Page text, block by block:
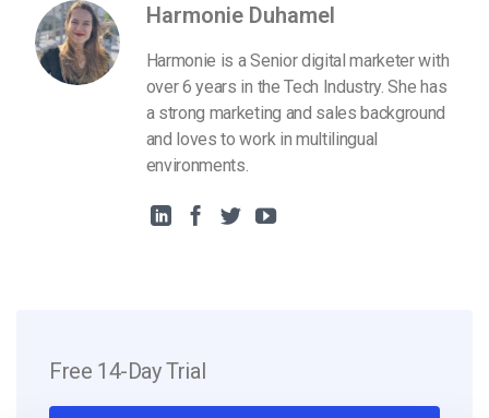
Harmonie Duhamel
Harmonie is a Senior digital marketer with
over 6 years in the Tech Industry. She has
a strong marketing and sales background
and loves to work in multilingual
environments.
Free 14-Day Trial